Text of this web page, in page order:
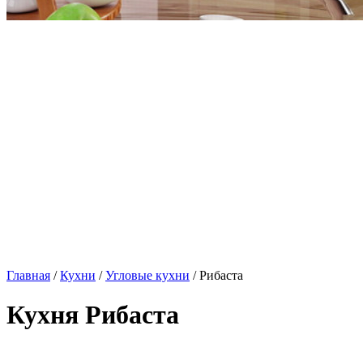
Главная /Кухни /Угловые кухни / Рибаста
Кухня Рибаста